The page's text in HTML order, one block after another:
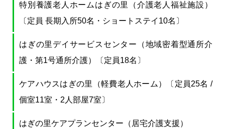
特別養護老人ホームはぎの里（介護老人福祉施設）
〔定員 長期入所50名・ショートステイ10名〕
はぎの里デイサービスセンター（地域密着型通所介
護・第1号通所介護）〔定員18名〕
ケアハウスはぎの里（軽費老人ホーム）〔定員25名 /
個室11室・2人部屋7室〕
はぎの里ケアプランセンター（居宅介護支援）